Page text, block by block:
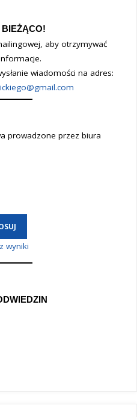
BIEŻĄCO!
aby otrzymywać
wiadomości na adres:
prowadzone przez biura
wyniki